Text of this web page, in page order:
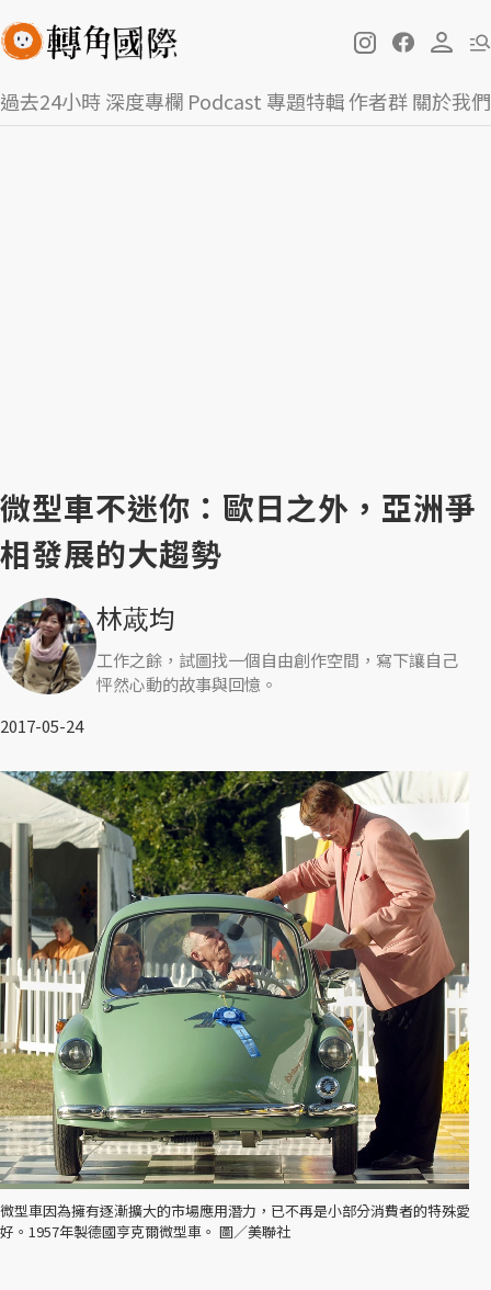
過去24小時深度專欄 Podcast 專題特輯作者群關於我們
微型車不迷你：歐日之外，亞洲爭
相發展的大趨勢
林蒧均
工作之餘，試圖找一個自由創作空間，寫下讓自己
怦然心動的故事與回憶。
2017-05-24
微型車因為擁有逐漸擴大的市場應用潛力，已不再是小部分消費者的特殊愛
好。1957年製德國亨克爾微型車。 圖／美聯社